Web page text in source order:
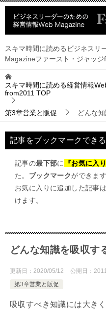
スキマ時間に読めるビジネスリ
Magazineファースト・ジャッジ
スキマ時間に読める経営情報
from2011 TOP
第3章営業と販促 どんな
記事をブックマークでき
記事の最下部に 『お気に入
た。 ブックマークができます
お気に入りに追加した記事は
けます。
どんな知識を吸収す
更新日： 2020/05/12 公開日：
第3章営業と販促
吸収すべき知識には大き